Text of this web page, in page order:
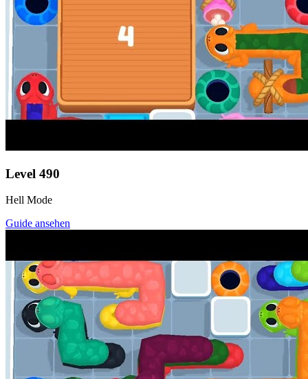
Level 490
Hell Mode
Guide ansehen